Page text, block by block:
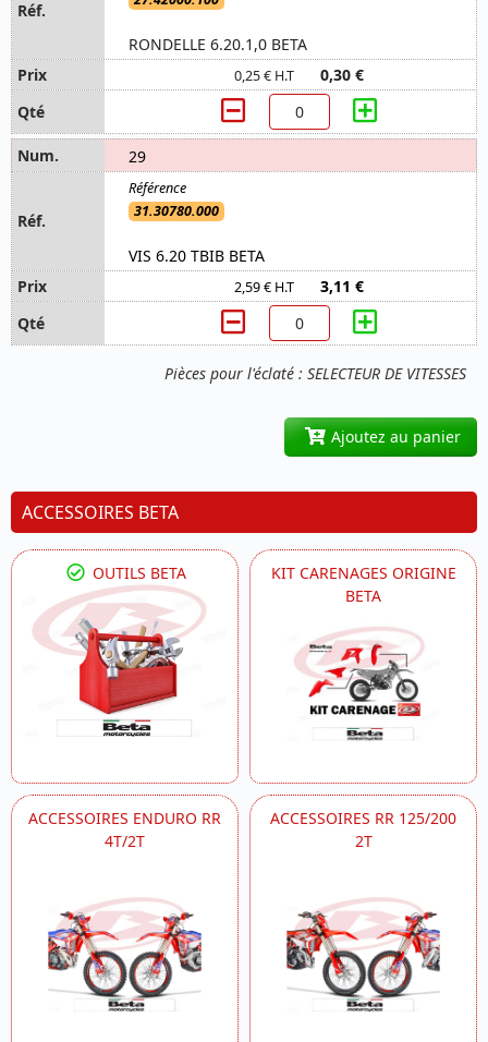
Pièces pour l'éclaté : SELECTEUR DE VITESSES
RONDELLE 6.20.1,0 BETA
0,25 € H.T 0,30 €
29
31.30780.000
VIS 6.20 TBIB BETA
2,59 € H.T 3,11 €
Ajoutez au panier
ACCESSOIRES BETA
OUTILS BETA
KIT CARENAGES ORIGINE
BETA
ACCESSOIRES ENDURO RR
4T/2T
ACCESSOIRES RR 125/200
2T